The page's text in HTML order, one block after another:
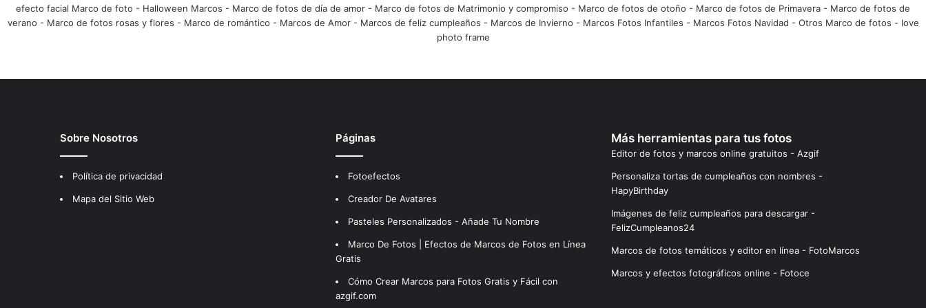
efecto facial Marco de foto - Halloween Marcos - Marco de fotos de día de amor - Marco de fotos de Matrimonio y compromiso - Marco de fotos de otoño - Marco de fotos de Primavera - Marco de fotos de
verano - Marco de fotos rosas y flores - Marco de romántico - Marcos de Amor- Marcos de feliz cumpleaños - Marcos de Invierno - Marcos Fotos Infantiles - Marcos Fotos Navidad - Otros Marco de fotos - love
photo frame
Sobre Nosotros
Política de privacidad
Mapa del Sitio Web
Páginas
Fotoefectos
Creador De Avatares
Pasteles Personalizados - Añade Tu Nombre
Marco De Fotos | Efectos de Marcos de Fotos en Línea
Gratis
Cómo Crear Marcos para Fotos Gratis y Fácil con
azgif.com
Más herramientas para tus fotos
Editor de fotos y marcos online gratuitos - Azgif
Personaliza tortas de cumpleaños con nombres -
HapyBirthday
Imágenes de feliz cumpleaños para descargar -
FelizCumpleanos24
Marcos de fotos temáticos y editor en línea - FotoMarcos
Marcos y efectos fotográficos online - Fotoce